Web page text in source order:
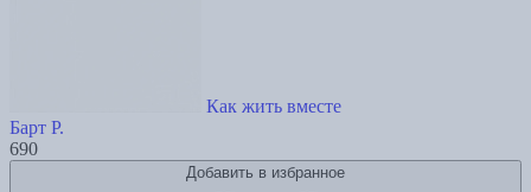
Как жить вместе
Барт Р.
690
Добавить в избранное